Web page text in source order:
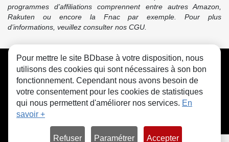
programmes d’affiliations comprennent entre autres Amazon,
Rakuten ou encore la Fnac par exemple. Pour plus
d’informations, veuillez consulter nos CGU.
CGU FAQ Contact Cookies
Pour mettre le site BDbase à votre disposition, nous
utilisons des cookies qui sont nécessaires à son bon
fonctionnement. Cependant nous avons besoin de
votre consentement pour les cookies de statistiques
qui nous permettent d'améliorer nos services. En
savoir +
Refuser Paramétrer Accepter